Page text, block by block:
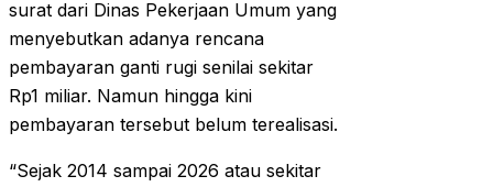
surat dari Dinas Pekerjaan Umum yang
menyebutkan adanya rencana
pembayaran ganti rugi senilai sekitar
Rp1 miliar. Namun hingga kini
pembayaran tersebut belum terealisasi.
“Sejak 2014 sampai 2026 atau sekitar